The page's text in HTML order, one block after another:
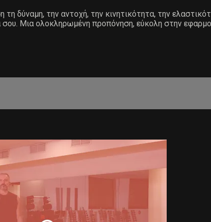
δύναμη, την αντοχή, την κινητικότητα, την
Μια ολοκληρωμένη προπόνηση, εύκολη στην